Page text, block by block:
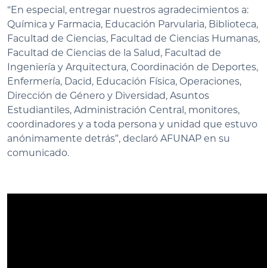
“En especial, entregar nuestros agradecimientos a:
Química y Farmacia, Educación Parvularia, Biblioteca,
Facultad de Ciencias, Facultad de Ciencias Humanas,
Facultad de Ciencias de la Salud, Facultad de
Ingeniería y Arquitectura, Coordinación de Deportes,
Enfermería, Dacid, Educación Física, Operaciones,
Dirección de Género y Diversidad, Asuntos
Estudiantiles, Administración Central, monitores,
coordinadores y a toda persona y unidad que estuvo
anónimamente detrás”, declaró AFUNAP en su
comunicado.